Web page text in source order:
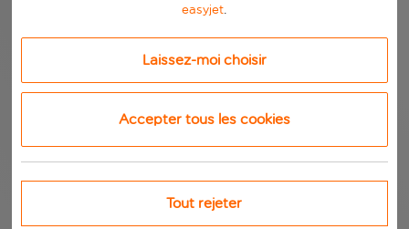
easyjet.
Laissez-moi choisir
Accepter tous les cookies
Tout rejeter